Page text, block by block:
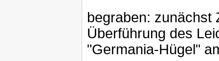
begraben: zunächst
Überführung des
"Germania-Hügel"